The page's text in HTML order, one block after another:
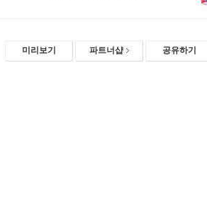
미리보기 파트너샵 공유하기